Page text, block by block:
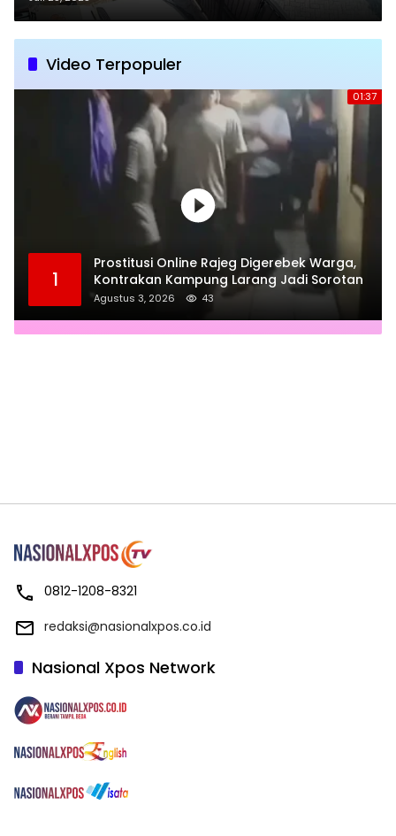
Video Terpopuler
01:37
1
Prostitusi Online Rajeg Digerebek Warga,
Kontrakan Kampung Larang Jadi Sorotan
Agustus 3, 2026 43
0812-1208-8321
redaksi@nasionalxpos.co.id
Nasional Xpos Network